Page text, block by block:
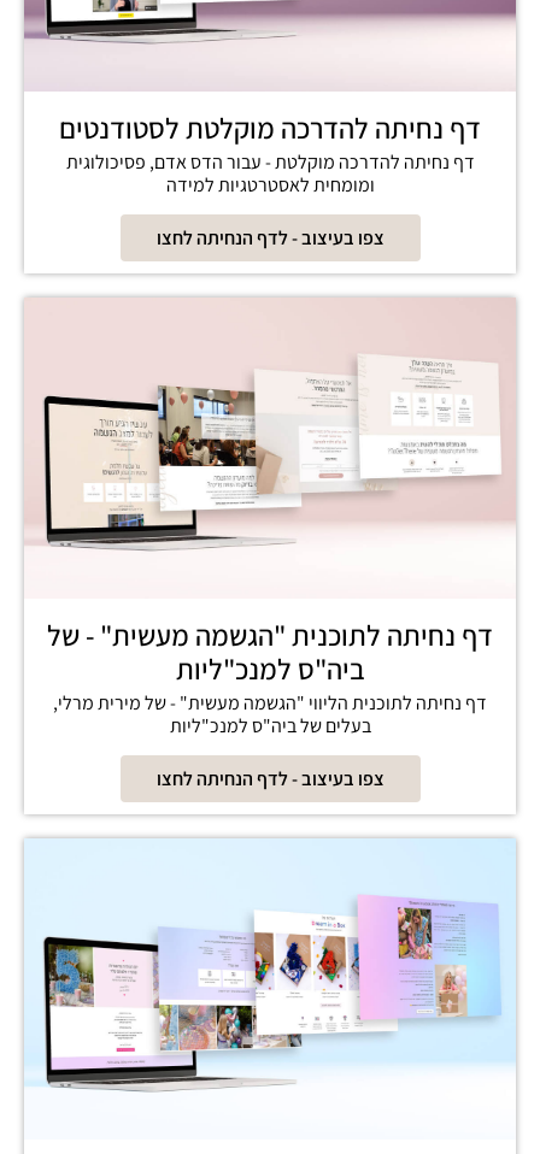
דף נחיתה להדרכה מוקלטת לסטודנטים
דף נחיתה להדרכה מוקלטת - עבור הדס אדם, פסיכולוגית
ומומחית לאסטרטגיות למידה
צפו בעיצוב - לדף הנחיתה לחצו
דף נחיתה לתוכנית "הגשמה מעשית" - של
ביה"ס למנכ"ליות
דף נחיתה לתוכנית הליווי "הגשמה מעשית" - של מירית מרלי,
בעלים של ביה"ס למנכ"ליות
צפו בעיצוב - לדף הנחיתה לחצו